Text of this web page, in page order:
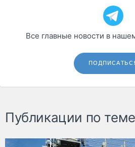
Все главные новости в
Публикации по теме